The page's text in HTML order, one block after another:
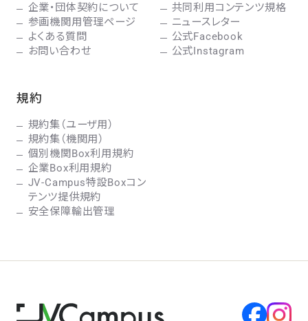
企業・団体契約について
参画機関用管理ページ
よくある質問
お問い合わせ
共同利用コンテンツ規格
ニュースレター
公式Facebook
公式Instagram
規約
規約集（ユーザ用）
規約集（機関用）
個別機関Box利用規約
企業Box利用規約
JV-Campus特設Boxコン
テンツ提供規約
安全保障輸出管理